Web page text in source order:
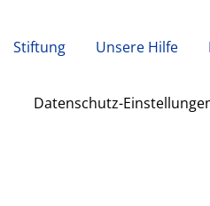
Stiftung Unsere Hilfe
Datenschutz-